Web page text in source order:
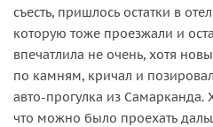
съесть, пришлось остатки в
которую тоже проезжали и
впечатлила не очень, хотя
по камням, кричал и
авто-прогулка из Самарканда.
что можно было проехать